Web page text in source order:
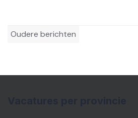
Berichtennavigatie
Oudere berichten